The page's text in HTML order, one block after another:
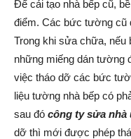
Để cải tạo nhà bếp cũ,
điểm. Các bức tường cũ
Trong khi sửa chữa, nếu
những miếng dán tường
việc tháo dỡ các bức
liệu tường nhà bếp có
sau đó công ty sửa nhà
dỡ thì mới được phép